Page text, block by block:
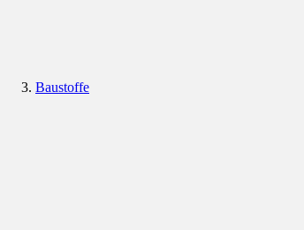
Baustoffe